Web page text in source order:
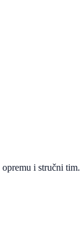
i stručni tim.